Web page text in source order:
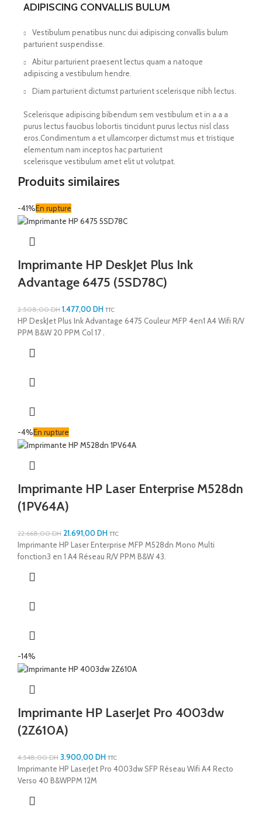
ADIPISCING CONVALLIS BULUM
Vestibulum penatibus nunc dui adipiscing convallis bulum
parturient suspendisse.
Abitur parturient praesent lectus quam a natoque
adipiscing a vestibulum hendre.
Diam parturient dictumst parturient scelerisque nibh lectus.
Scelerisque adipiscing bibendum sem vestibulum et in a a a
purus lectus faucibus lobortis tincidunt purus lectus nisl class
eros.Condimentum a et ullamcorper dictumst mus et tristique
elementum nam inceptos hac parturient
scelerisque vestibulum amet elit ut volutpat.
Produits similaires
-41%En rupture
Imprimante HP DeskJet Plus Ink
Advantage 6475 (5SD78C)
2.508,00DH 1.477,00DH TTC
HP DeskJet Plus Ink Advantage 6475 Couleur MFP 4en1 A4 Wifi R/V
PPM B&W 20 PPM Col 17 .
-4%En rupture
Imprimante HP Laser Enterprise M528dn
(1PV64A)
22.668,00DH 21.691,00DH TTC
Imprimante HP Laser Enterprise MFP M528dn Mono Multi
fonction3 en 1 A4 Réseau R/V PPM B&W 43.
-14%
Imprimante HP LaserJet Pro 4003dw
(2Z610A)
4.548,00DH 3.900,00DH TTC
Imprimante HP LaserJet Pro 4003dw SFP Réseau Wifi A4 Recto
Verso 40 B&WPPM 12M